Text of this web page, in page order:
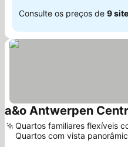
Consulte os preços de 9
a&o Antwerpen
Quartos familiares flexíveis
Quartos com vista